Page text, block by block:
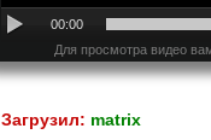
00:00
Для просмотра видео
Загрузил: matrix